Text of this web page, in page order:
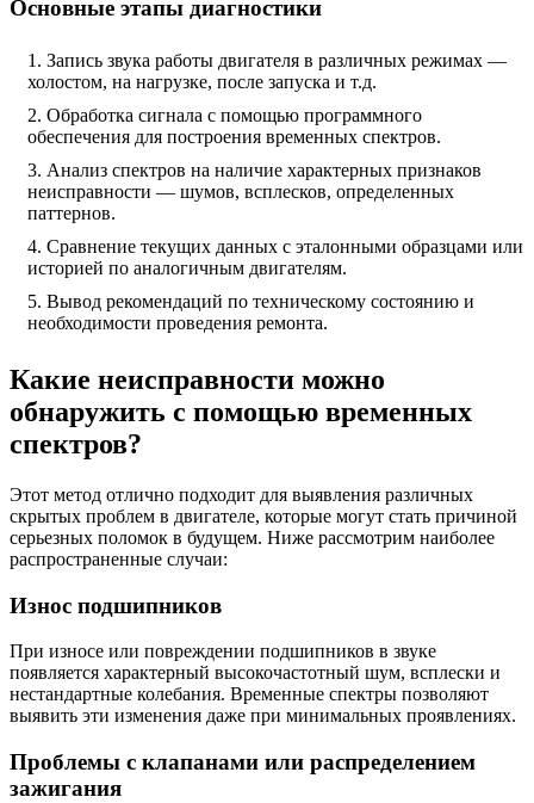
Основные этапы диагностики
Запись звука работы двигателя в различных режимах —
холостом, на нагрузке, после запуска и т.д.
Обработка сигнала с помощью программного
обеспечения для построения временных спектров.
Анализ спектров на наличие характерных признаков
неисправности — шумов, всплесков, определенных
паттернов.
Сравнение текущих данных с эталонными образцами или
историей по аналогичным двигателям.
Вывод рекомендаций по техническому состоянию и
необходимости проведения ремонта.
Какие неисправности можно
обнаружить с помощью временных
спектров?
Этот метод отлично подходит для выявления различных
скрытых проблем в двигателе, которые могут стать причиной
серьезных поломок в будущем. Ниже рассмотрим наиболее
распространенные случаи:
Износ подшипников
При износе или повреждении подшипников в звуке
появляется характерный высокочастотный шум, всплески и
нестандартные колебания. Временные спектры позволяют
выявить эти изменения даже при минимальных проявлениях.
Проблемы с клапанами или распределением
зажигания